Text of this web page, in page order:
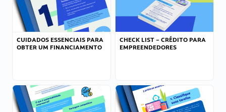
CUIDADOS ESSENCIAIS PARA
OBTER UM FINANCIAMENTO
CHECK LIST – CRÉDITO PARA
EMPREENDEDORES